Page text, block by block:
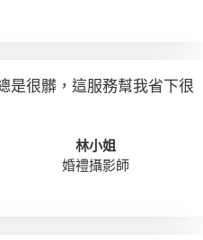
是很髒，這服務幫我省下很
林小姐
婚禮攝影師